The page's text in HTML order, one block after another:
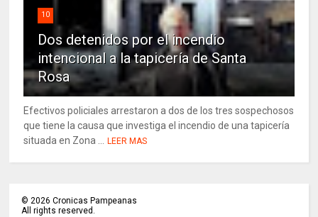
10
Dos detenidos por el incendio
intencional a la tapicería de Santa
Rosa
Efectivos policiales arrestaron a dos de los tres sospechosos
que tiene la causa que investiga el incendio de una tapicería
situada en Zona ...
LEER MAS
©2026 Cronicas Pampeanas
All rights reserved.